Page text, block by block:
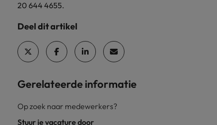
20 644 4655.
Deel dit artikel
Gerelateerde informatie
Op zoek naar medewerkers?
Stuur je vacature door